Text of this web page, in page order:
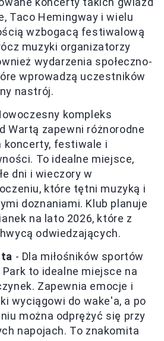
Taco Hemingway i wielu
wzbogacą festiwalową
muzyki organizatorzy
wydarzenia społeczno-
wprowadzą uczestników
nastrój.
kompleks
Wartą zapewni różnorodne
koncerty, festiwale i
To idealne miejsce,
dni i wieczory w
które tętni muzyką i
doznaniami. Klub planuje
na lato 2026, które z
odwiedzających.
- Dla miłośników sportów
to idealne miejsce na
Zapewnia emocje i
wyciągowi do wake'a, a po
można odprężyć się przy
napojach. To znakomita